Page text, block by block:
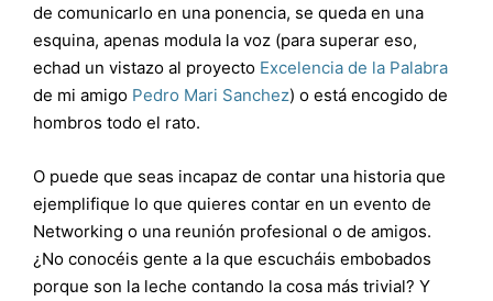
de comunicarlo en una ponencia, se queda en una
esquina, apenas modula la voz (para superar eso,
echad un vistazo al proyecto Excelencia de la Palabra
de mi amigo Pedro Mari Sanchez) o está encogido de
hombros todo el rato.
O puede que seas incapaz de contar una historia que
ejemplifique lo que quieres contar en un evento de
Networking o una reunión profesional o de amigos.
¿No conocéis gente a la que escucháis embobados
porque son la leche contando la cosa más trivial? Y